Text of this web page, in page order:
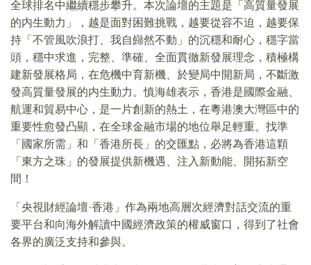
全球排名中繼續穩步攀升。本次論壇的主題是「高質量發展
的内生動力」，越是面對困難挑戰，越要從容不迫，越要保
持「不管風吹浪打、我自巋然不動」的沉穩和耐心，穩字當
頭，穩中求進，完整、準確、全面貫徹新發展理念，積極構
建新發展格局，在危機中育新機、於變局中開新局，不斷激
發高質量發展的内生動力。慎海雄表示，香港是國際金融、
航運和貿易中心，是一片創新的熱土，在粵港澳大灣區中的
重要性愈發凸顯，在全球金融市場的地位舉足輕重。找準
「國家所需」和「香港所長」的交匯點，必將為香港這顆
「東方之珠」的發展提供新機遇、注入新動能、開拓新空
間！
「央視財經論壇·香港」作為兩地高層次經濟對話交流的重
要平台和向海外解讀中國經濟政策的權威窗口，得到了社會
各界的廣泛支持和參與。